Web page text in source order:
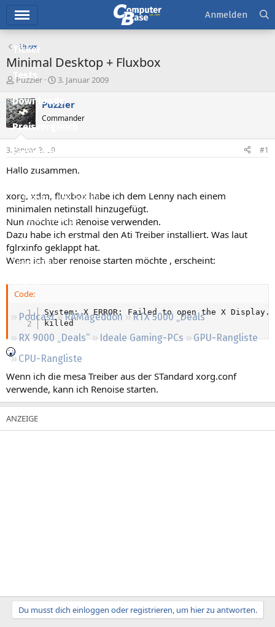
Ticker
Tests
Downloads
Preisvergleich
Forum
Aktuelles
Empfohlene Inhalte
Neue Beiträge
Neueste Aktivitäten
Leserartikel
Regeln
Podcast RAMageddon
RTX 5000 „Deals“
RX 9000 „Deals“
Ideale Gaming-PCs
GPU-Rangliste
CPU-Rangliste
Anmelden
Linux
Minimal Desktop + Fluxbox
E
s
t
e
e
r
Puzzler
E
s
e
t
a
3. Januar 2009
Puzzler
Commander
3. Januar 2009 #1
Hallo zusammen.
xorg, xdm, fluxbox habe ich dem Lenny nach einem
minimalen netinstall hinzugefügt.
Nun möchte ich Renoise verwenden.
Dazu habe ich erstmal den Ati Treiber installiert. Was laut
fglrxinfo geklappt hat.
Wenn ich aber renoise starten möchte , erscheint:
Code:
System: X ERROR: Failed to open the X
killed
Wenn ich die mesa Treiber aus der STandard xorg.conf
verwende, kann ich Renoise starten.
Du musst dich einloggen oder registrieren, um hier zu antworten.